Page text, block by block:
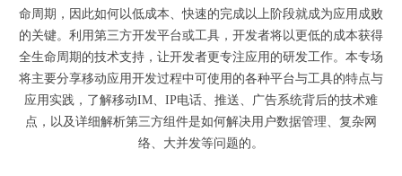
命周期，因此如何以低成本、快速的完成以上阶段就成为应用成败
的关键。利用第三方开发平台或工具，开发者将以更低的成本获得
全生命周期的技术支持，让开发者更专注应用的研发工作。本专场
将主要分享移动应用开发过程中可使用的各种平台与工具的特点与
应用实践，了解移动IM、IP电话、推送、广告系统背后的技术难
点，以及详细解析第三方组件是如何解决用户数据管理、复杂网
络、大并发等问题的。